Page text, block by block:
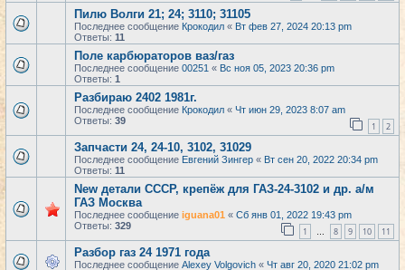
Пилю Волги 21; 24; 3110; 31105
Последнее сообщение Крокодил « Вт фев 27, 2024 20:13 pm
Ответы: 11
Поле карбюраторов ваз/газ
Последнее сообщение 00251 « Вс ноя 05, 2023 20:36 pm
Ответы: 1
Разбираю 2402 1981г.
Последнее сообщение Крокодил « Чт июн 29, 2023 8:07 am
Ответы: 39 1 2
Запчасти 24, 24-10, 3102, 31029
Последнее сообщение Евгений Зингер « Вт сен 20, 2022 20:34 pm
Ответы: 11
New детали СССР, крепёж для ГАЗ-24-3102 и др. а/м
ГАЗ Москва
Последнее сообщение iguana01 « Сб янв 01, 2022 19:43 pm
Ответы: 329 1 … 8 9 10 11
Разбор газ 24 1971 года
Последнее сообщение Alexey Volgovich « Чт авг 20, 2020 21:02 pm